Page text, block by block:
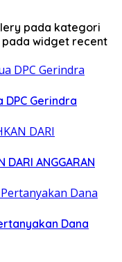
pada kategori
widget recent
DPC Gerindra
DARI ANGGARAN
Dana